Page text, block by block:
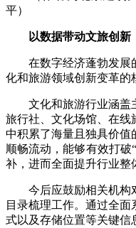
平）
以数据带动文旅创新
在数字经济蓬勃发展
化和旅游领域创新变革的
文化和旅游行业涵盖主
旅行社、文化场馆、在线
中积累了海量且独具价值
顺畅流动，能够有效打破
补，进而全面提升行业整
今后应鼓励相关机构
目录梳理工作。通过全
式以及存储位置等关键信